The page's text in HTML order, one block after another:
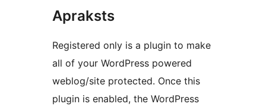
Apraksts
Registered only is a plugin to make
all of your WordPress powered
weblog/site protected. Once this
plugin is enabled, the WordPress